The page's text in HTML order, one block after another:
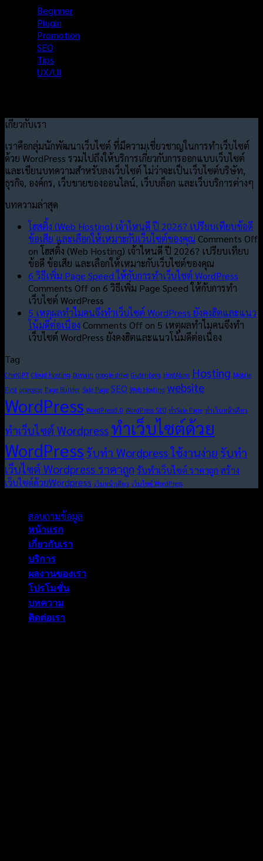
Beginner
Plugin
Promotion
SEO
Tips
UX/UI
เกี่ยวกับเรา
เราคือกลุ่มนักพัฒนาเว็บไซต์ ที่มีความเชี่ยวชาญในการทำเว็บไซต์
ด้วย WordPress รวมไปถึงให้บริการเกี่ยวกับการออกแบบเว็บไซต์
และเขียนบทความสำหรับลงเว็บไซต์ ไม่ว่าจะเป็นเว็บไซต์บริษัท,
ธุรกิจ, องค์กร, เว็บขายของออนไลน์, เว็บบล็อก และเว็บบริการต่างๆ
บทความล่าสุด
โฮสติ้ง (Web Hosting) เจ้าไหนดี ปี 2026? เปรียบเทียบข้อดี
ข้อเสีย และเลือกให้เหมาะกับเว็บไซต์ของคุณ Comments Off
on โฮสติ้ง (Web Hosting) เจ้าไหนดี ปี 2026? เปรียบเทียบ
ข้อดี ข้อเสีย และเลือกให้เหมาะกับเว็บไซต์ของคุณ
6 วิธีเพิ่ม Page Speed ให้กับการทำเว็บไซต์ WordPress
Comments Off on 6 วิธีเพิ่ม Page Speed ให้กับการทำ
เว็บไซต์ WordPress
5 เหตุผลทำไมคนจึงทำเว็บไซต์ WordPress ยังคงฮิตและแนว
โน้มดีต่อเนื่อง Comments Off on 5 เหตุผลทำไมคนจึงทำ
เว็บไซต์ WordPress ยังคงฮิตและแนวโน้มดีต่อเนื่อง
Tag
ChatGPT Cloud Hosting Domain google drive Gutenberg HostAtom Hosting Mobile
First onepage Page Builder Sale Page SEO Web Hosting website
WordPress WordPress5.0 WordPress SEO ทำSale Page ทำเว็บหน้าเดียว
ทำเว็บไซต์ Wordpress ทำเว็บไซต์ด้วย
WordPress รับทำ Wordpress ใช้งานง่าย รับทำ
เว็บไซต์ Wordpress ราคาถูก รับทำเว็บไซต์ ราคาถูก สร้าง
เว็บไซต์ด้วยWordpress เว็บหน้าเดียว เว็บไซต์ WordPress
สอบถามข้อมูล
หน้าแรก
เกี่ยวกับเรา
บริการ
ผลงานของเรา
โปรโมชั่น
บทความ
ติดต่อเรา